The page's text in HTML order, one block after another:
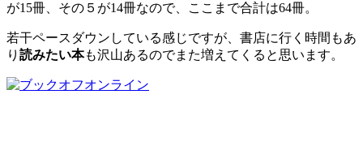
が15冊、その５が14冊なので、ここまで合計は64冊。
若干ペースダウンしている感じですが、書店に行く時間もあ
り 読みたい本も沢山あるのでまた増えてくると思います。